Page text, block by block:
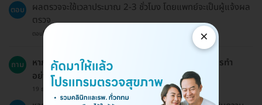
ตอบ
ผลตรวจจะใช้เวลาประมาณ 2-3 ชั่วโมง โดยแพทย์จะเป็นผู้แจ้งผล
ตรวจ
ตอบโดยทีมงาน HD
ถาม
หากมีความจำเป็นต้องใช้ยาบางชนิดก่อนการตรวจ ควรทำ
อย่างไร?
19 ธ.ค. 2024
×